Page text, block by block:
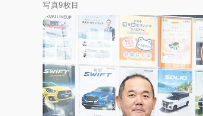
写真9枚目